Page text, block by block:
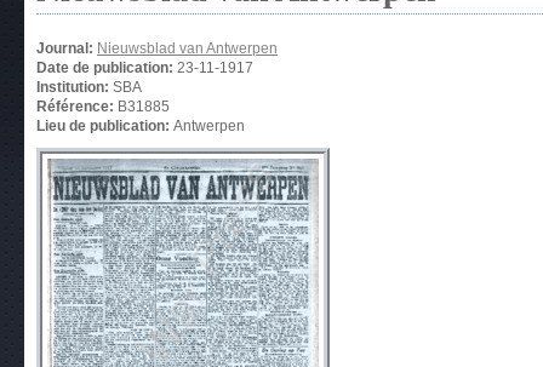
Journal: Nieuwsblad van Antwerpen
Date de publication: 23-11-1917
Institution: SBA
Référence: B31885
Lieu de publication: Antwerpen